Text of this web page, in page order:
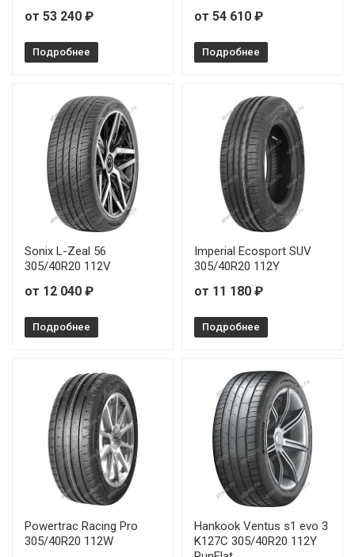
Sonix XSPORT S8 275/30R20 97Y
от 53 240 ₽
Подробнее
от 54 610 ₽
Подробнее
Sonix L-Zeal 56
305/40R20 112V
от 12 040 ₽
Подробнее
Imperial Ecosport SUV
305/40R20 112Y
от 11 180 ₽
Подробнее
Powertrac Racing Pro
305/40R20 112W
Hankook Ventus s1 evo 3
K127C 305/40R20 112Y